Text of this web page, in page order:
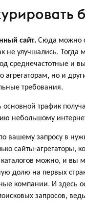
сайт.Сюда можно
не улучшались. Тогда
среднечастотные и
агрегаторам, но и
требования.
основной трафик
небольшому
вашему запросу в
сайты-агрегаторы,
можно, и вы
долю на первых
компании. И здесь
запросов,